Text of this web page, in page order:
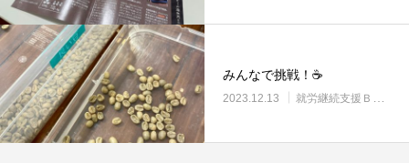
みんなで挑戦！☕
2023.12.13 就労継続支援Ｂ型・ニコプレイス